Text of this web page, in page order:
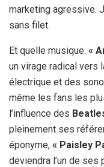
marketing agressive.
sans filet.
Et quelle musique. «
un virage radical vers
électrique et des
même les fans les
l’influence des
pleinement ses
éponyme, « Paisley
deviendra l’un de